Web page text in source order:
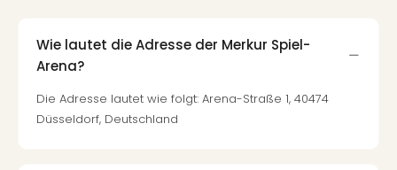
Wie lautet die Adresse der Merkur Spiel-
Arena?
Die Adresse lautet wie folgt: Arena-Straße 1, 40474
Düsseldorf, Deutschland